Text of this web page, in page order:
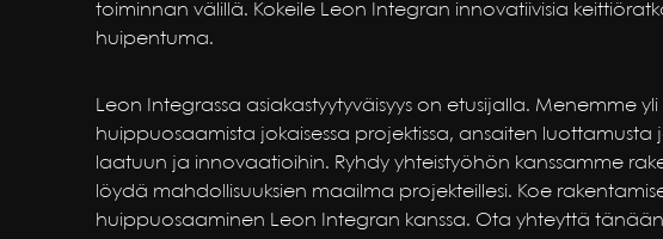
toiminnan välillä. Kokeile Leon Integran innovatiivisia
huipentuma.
Leon Integrassa asiakastyytyväisyys on etusijalla. Menemme
huippuosaamista jokaisessa projektissa, ansaiten luottamusta
laatuun ja innovaatioihin. Ryhdy yhteistyöhön kanssamme
löydä mahdollisuuksien maailma projekteillesi. Koe
huippuosaaminen Leon Integran kanssa. Ota yhteyttä